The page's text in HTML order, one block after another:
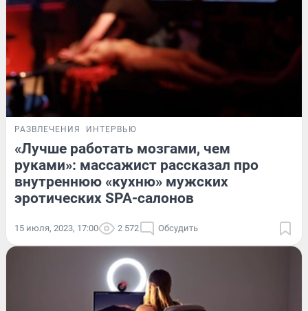
РАЗВЛЕЧЕНИЯ ИНТЕРВЬЮ
«Лучше работать мозгами, чем
руками»: массажист рассказал про
внутреннюю «кухню» мужских
эротических SPA-салонов
15 июля, 2023, 17:00 2 572 Обсудить